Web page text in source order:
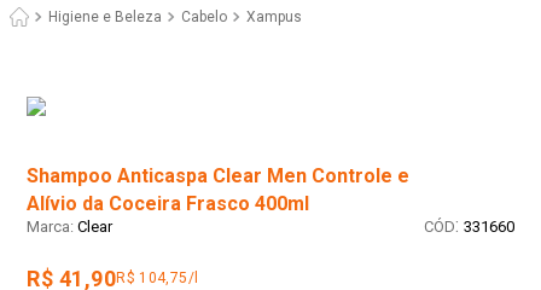
Higiene e Beleza Cabelo Xampus
Shampoo Anticaspa Clear Men Controle e
Alívio da Coceira Frasco 400ml
Clear : 331660
R$ 41,90R$ 104,75/l